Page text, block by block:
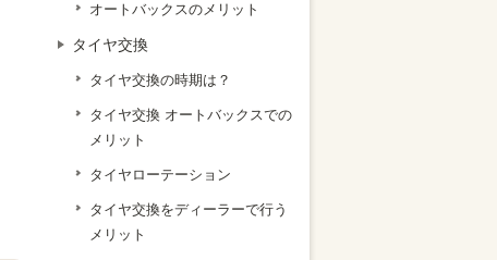
オートバックスのメリット
タイヤ交換
タイヤ交換の時期は？
タイヤ交換 オートバックスでの
メリット
タイヤローテーション
タイヤ交換をディーラーで行う
メリット